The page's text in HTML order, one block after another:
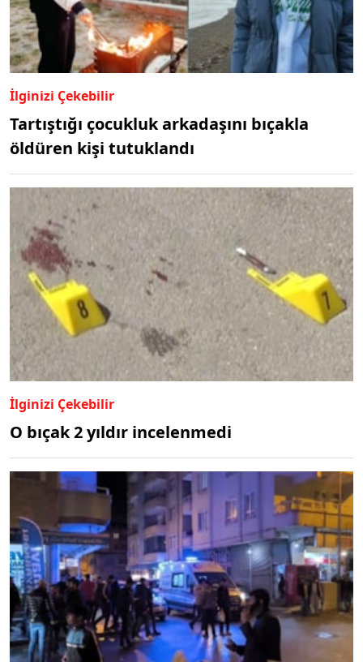
İlginizi Çekebilir
Tartıştığı çocukluk arkadaşını bıçakla
öldüren kişi tutuklandı
İlginizi Çekebilir
O bıçak 2 yıldır incelenmedi